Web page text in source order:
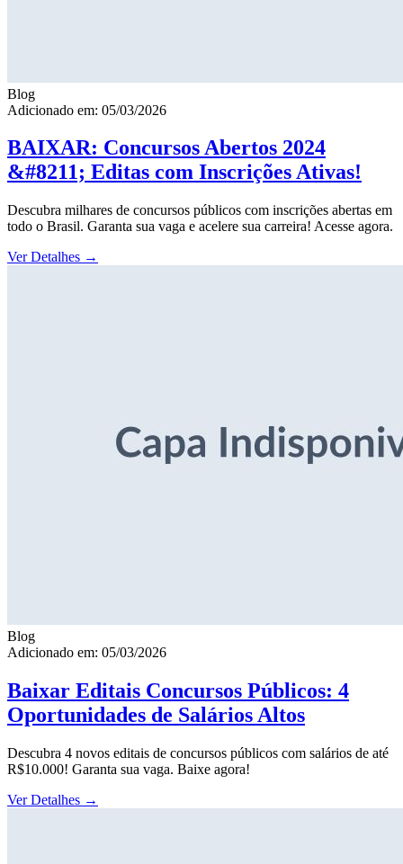
Blog
Adicionado em: 05/03/2026
BAIXAR: Concursos Abertos 2024
&#8211; Editas com Inscrições Ativas!
Descubra milhares de concursos públicos com inscrições abertas em
todo o Brasil. Garanta sua vaga e acelere sua carreira! Acesse agora.
Ver Detalhes →
Blog
Adicionado em: 05/03/2026
Baixar Editais Concursos Públicos: 4
Oportunidades de Salários Altos
Descubra 4 novos editais de concursos públicos com salários de até
R$10.000! Garanta sua vaga. Baixe agora!
Ver Detalhes →